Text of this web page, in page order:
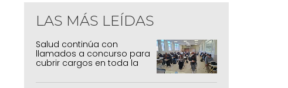
LAS MÁS LEÍDAS
Salud continúa con
llamados a concurso para
cubrir cargos en toda la